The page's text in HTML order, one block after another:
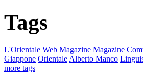
Tags
L'Orientale Web Magazine Magazine
Giappone Orientale Alberto Manco
more tags